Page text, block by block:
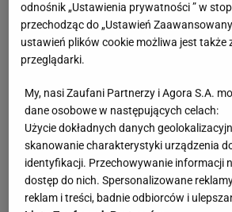
odnośnik „Ustawienia prywatności ” w
przechodząc do „Ustawień
ustawień plików cookie możliwa jest także
przeglądarki.
My, nasi Zaufani Partnerzy i Agora S.A.
dane osobowe w następujących celach:
Użycie dokładnych danych
skanowanie charakterystyki urządzenia
identyfikacji. Przechowywanie informacji
dostęp do nich. Spersonalizowane
reklam i treści, badnie odbiorców i